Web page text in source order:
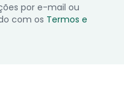
por e-mail ou
com os Termos e